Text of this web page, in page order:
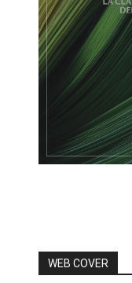
WEB COVER